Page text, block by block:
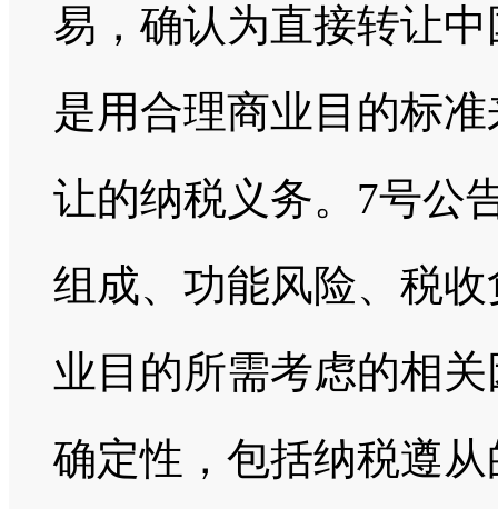
易，确认为直接转让
是用合理商业目的标
让的纳税义务。7号公
组成、功能风险、税
业目的所需考虑的相
确定性，包括纳税遵